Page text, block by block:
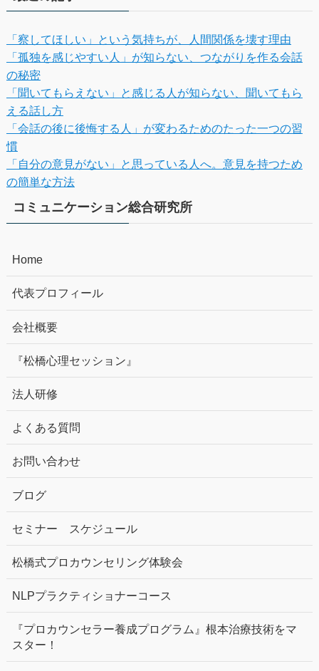
「察してほしい」という気持ちが、人間関係を壊す理由
「孤独を感じやすい人」が知らない、つながりを作る会話
の秘密
「聞いてもらえない」と感じる人が知らない、聞いてもら
える話し方
「会話の後に後悔する人」が変わるためのたった一つの習
慣
「自分の意見がない」と思っている人へ。意見を持つため
の簡単な方法
コミュニケーション総合研究所
Home
代表プロフィール
会社概要
『松橋心理セッション』
法人研修
よくある質問
お問い合わせ
ブログ
セミナー スケジュール
松橋式プロカウンセリング体験会
NLPプラクティショナーコース
『プロカウンセラー養成プログラム』根本治療技術をマ
スター！